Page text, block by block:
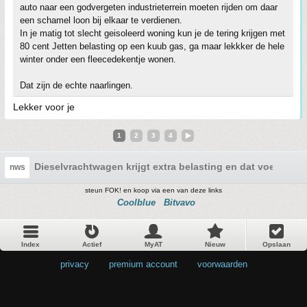
auto naar een godvergeten industrieterrein moeten rijden om daar
een schamel loon bij elkaar te verdienen.
In je matig tot slecht geisoleerd woning kun je de tering krijgen met
80 cent Jetten belasting op een kuub gas, ga maar lekkker de hele
winter onder een fleecedekentje wonen.
Dat zijn de echte naarlingen.
Lekker voor je
1 2 3 4
nws Dieselvrachtwagen krijgt extra belasting en dat voelt
steun FOK! en koop via een van deze links
Coolblue Bitvavo
Index Actief MyAT Nieuw Opslaan
privacy premium account voorwaarden